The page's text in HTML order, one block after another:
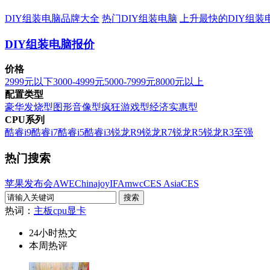
DIY组装电脑品牌大全 热门DIY组装电脑 上升最快的DIY组装
DIY组装电脑报价
价格
2999元以下3000-4999元5000-7999元8000元以上
配置类型
豪华发烧型图形音像型疯狂游戏型经济实惠型
CPU系列
酷睿i9酷睿i7酷睿i5酷睿i3锐龙R9锐龙R7锐龙R5锐龙R3至强
热门搜索
苹果发布会AWEChinajoyIFAmwcCES AsiaCES
热词： 主板cpu显卡
24小时热文
本周热评